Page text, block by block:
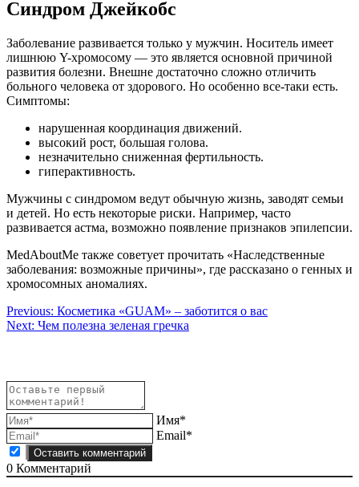
Синдром Джейкобс
Заболевание развивается только у мужчин. Носитель имеет
лишнюю Y-хромосому — это является основной причиной
развития болезни. Внешне достаточно сложно отличить
больного человека от здорового. Но особенно все-таки есть.
Симптомы:
нарушенная координация движений.
высокий рост, большая голова.
незначительно сниженная фертильность.
гиперактивность.
Мужчины с синдромом ведут обычную жизнь, заводят семьи
и детей. Но есть некоторые риски. Например, часто
развивается астма, возможно появление признаков эпилепсии.
MedAboutMe также советует прочитать «Наследственные
заболевания: возможные причины», где рассказано о генных и
хромосомных аномалиях.
Навигация
по
Previous: Косметика «GUAM» – заботится о вас
Next: Чем полезна зеленая гречка
Имя*
Email*
0 Комментарий